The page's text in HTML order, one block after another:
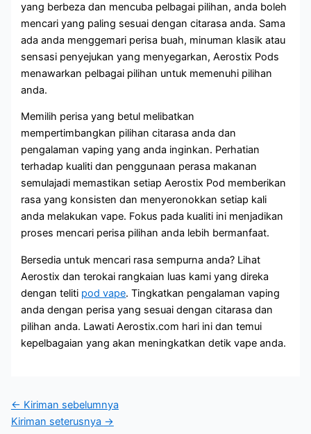
yang berbeza dan mencuba pelbagai pilihan, anda boleh
mencari yang paling sesuai dengan citarasa anda. Sama
ada anda menggemari perisa buah, minuman klasik atau
sensasi penyejukan yang menyegarkan, Aerostix Pods
menawarkan pelbagai pilihan untuk memenuhi pilihan
anda.
Memilih perisa yang betul melibatkan
mempertimbangkan pilihan citarasa anda dan
pengalaman vaping yang anda inginkan. Perhatian
terhadap kualiti dan penggunaan perasa makanan
semulajadi memastikan setiap Aerostix Pod memberikan
rasa yang konsisten dan menyeronokkan setiap kali
anda melakukan vape. Fokus pada kualiti ini menjadikan
proses mencari perisa pilihan anda lebih bermanfaat.
Bersedia untuk mencari rasa sempurna anda? Lihat
Aerostix dan terokai rangkaian luas kami yang direka
dengan teliti pod vape. Tingkatkan pengalaman vaping
anda dengan perisa yang sesuai dengan citarasa dan
pilihan anda. Lawati Aerostix.com hari ini dan temui
kepelbagaian yang akan meningkatkan detik vape anda.
← Kiriman sebelumnya
Kiriman seterusnya →